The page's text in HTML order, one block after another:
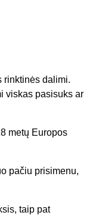
rinktinės dalimi.
viskas pasisuks ar
metų Europos
pačiu prisimenu,
taip pat